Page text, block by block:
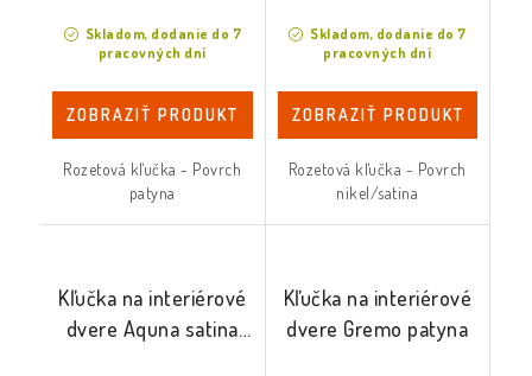
Skladom, dodanie do 7
pracovných dní
ZOBRAZIŤ PRODUKT
Rozetová kľučka - Povrch
patyna
Skladom, dodanie do 7
pracovných dní
ZOBRAZIŤ PRODUKT
Rozetová kľučka - Povrch
nikel/satina
Kľučka na interiérové
dvere Aquna satina
Kľučka na interiérové
dvere Gremo patyna